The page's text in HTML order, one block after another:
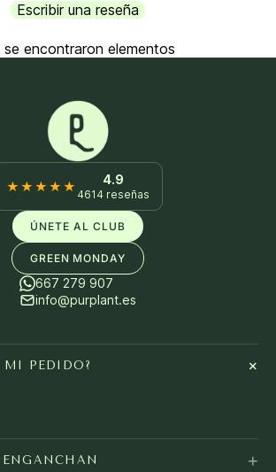
Escribir una reseña
se encontraron elementos
★★★★★ 4.9
4614 reseñas
ÚNETE AL CLUB
GREEN MONDAY
667 279 907
info@purplant.es
MI PEDIDO? +
ENGANCHAN +